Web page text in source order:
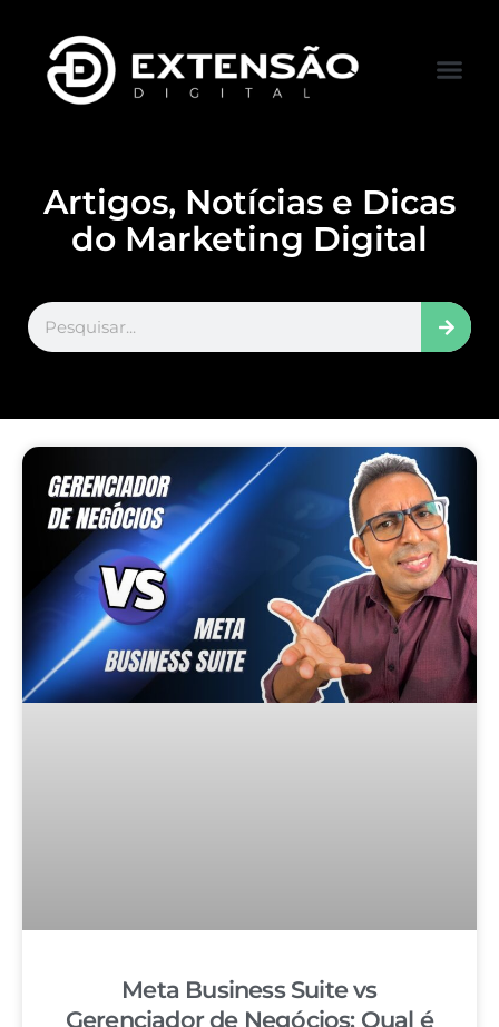
Artigos, Notícias e Dicas
do Marketing Digital
Meta Business Suite vs
Gerenciador de Negócios: Qual é